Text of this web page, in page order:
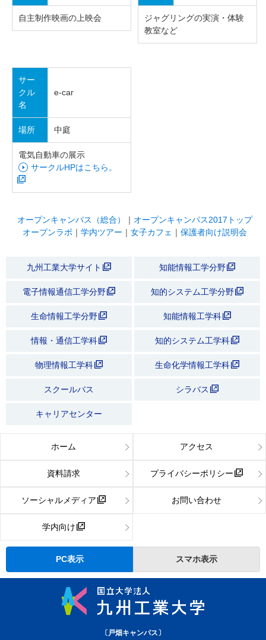
自主制作映画の上映会
ジャグリングの実演・体験
教室など
サー
クル
名
e-car
場所 中庭
電気自動車の展示
サークルHPはこちら。
オープンキャンパス（総合） ｜ オープンキャンパス2017トップ
オープンラボ ｜ 学内ツアー ｜ 女子カフェ ｜ 保護者向け説明会
九州工業大学サイト 知能情報工学分野
電子情報通信工学分野 知的システム工学分野
生命情報工学分野 知能情報工学科
情報・通信工学科 知的システム工学科
物理情報工学科 生命化学情報工学科
スクールバス シラバス
キャリアセンター
ホーム アクセス
資料請求 プライバシーポリシー
ソーシャルメディア お問い合わせ
学内向け
PC表示 スマホ表示
〔戸畑キャンパス〕